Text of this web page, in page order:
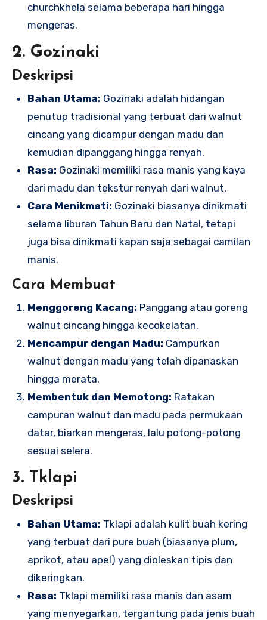
churchkhela selama beberapa hari hingga
mengeras.
2. Gozinaki
Deskripsi
Bahan Utama: Gozinaki adalah hidangan
penutup tradisional yang terbuat dari walnut
cincang yang dicampur dengan madu dan
kemudian dipanggang hingga renyah.
Rasa: Gozinaki memiliki rasa manis yang kaya
dari madu dan tekstur renyah dari walnut.
Cara Menikmati: Gozinaki biasanya dinikmati
selama liburan Tahun Baru dan Natal, tetapi
juga bisa dinikmati kapan saja sebagai camilan
manis.
Cara Membuat
Menggoreng Kacang: Panggang atau goreng
walnut cincang hingga kecokelatan.
Mencampur dengan Madu: Campurkan
walnut dengan madu yang telah dipanaskan
hingga merata.
Membentuk dan Memotong: Ratakan
campuran walnut dan madu pada permukaan
datar, biarkan mengeras, lalu potong-potong
sesuai selera.
3. Tklapi
Deskripsi
Bahan Utama: Tklapi adalah kulit buah kering
yang terbuat dari pure buah (biasanya plum,
aprikot, atau apel) yang dioleskan tipis dan
dikeringkan.
Rasa: Tklapi memiliki rasa manis dan asam
yang menyegarkan, tergantung pada jenis buah